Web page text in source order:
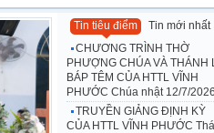
Tin tiêu điểm
Tin mới nhất
CHƯƠNG TRÌNH THỜ
PHƯỢNG CHÚA VÀ THÁNH
BÁP TÊM CỦA HTTL VĨNH
PHƯỚC Chúa nhật 12/7/2026
TRUYỀN GIẢNG ĐỊNH KỲ
CỦA HTTL VĨNH PHƯỚC